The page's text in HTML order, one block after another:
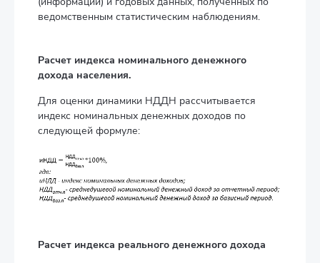
ведомственным статистическим наблюдениям.
Расчет индекса номинального денежного
дохода населения.
Для оценки динамики НДДН рассчитывается
индекс номинальных денежных доходов по
следующей формуле:
Расчет индекса реального денежного дохода